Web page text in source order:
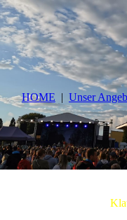
HOME Unser